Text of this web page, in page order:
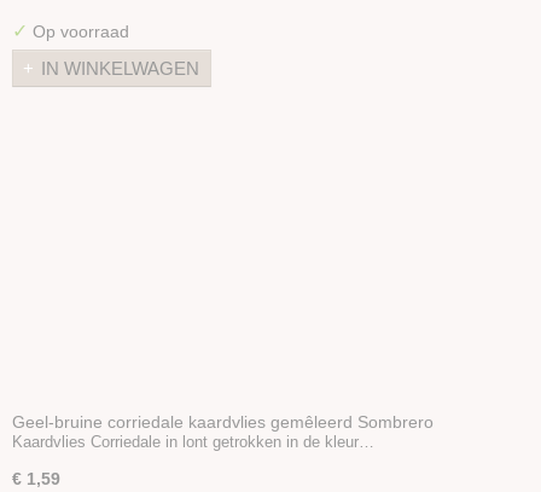
✓ Op voorraad
IN WINKELWAGEN
Geel-bruine corriedale kaardvlies gemêleerd Sombrero
Kaardvlies Corriedale in lont getrokken in de kleur…
€ 1,59